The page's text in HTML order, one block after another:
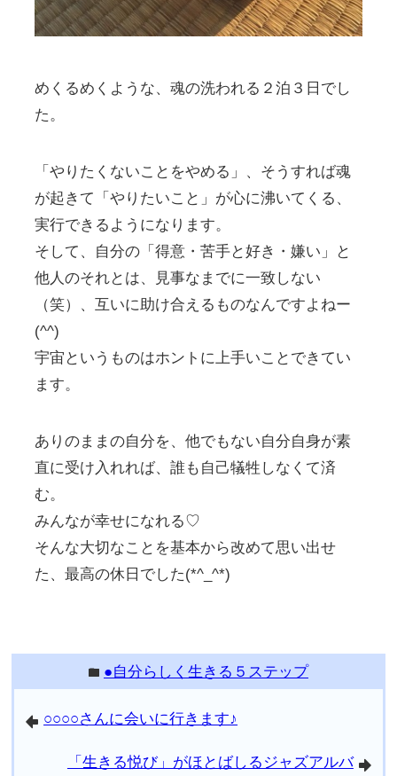
めくるめくような、魂の洗われる２泊３日でし
た。
「やりたくないことをやめる」、そうすれば魂
が起きて「やりたいこと」が心に沸いてくる、
実行できるようになります。
そして、自分の「得意・苦手と好き・嫌い」と
他人のそれとは、見事なまでに一致しない
（笑）、互いに助け合えるものなんですよねー
(^^)
宇宙というものはホントに上手いことできてい
ます。
ありのままの自分を、他でもない自分自身が素
直に受け入れれば、誰も自己犠牲しなくて済
む。
みんなが幸せになれる♡
そんな大切なことを基本から改めて思い出せ
た、最高の休日でした(*^_^*)
folder ●自分らしく生きる５ステップ
arrowleft ○○○○さんに会いに行きます♪
arrowright
「生きる悦び」がほとばしるジャズアルバ